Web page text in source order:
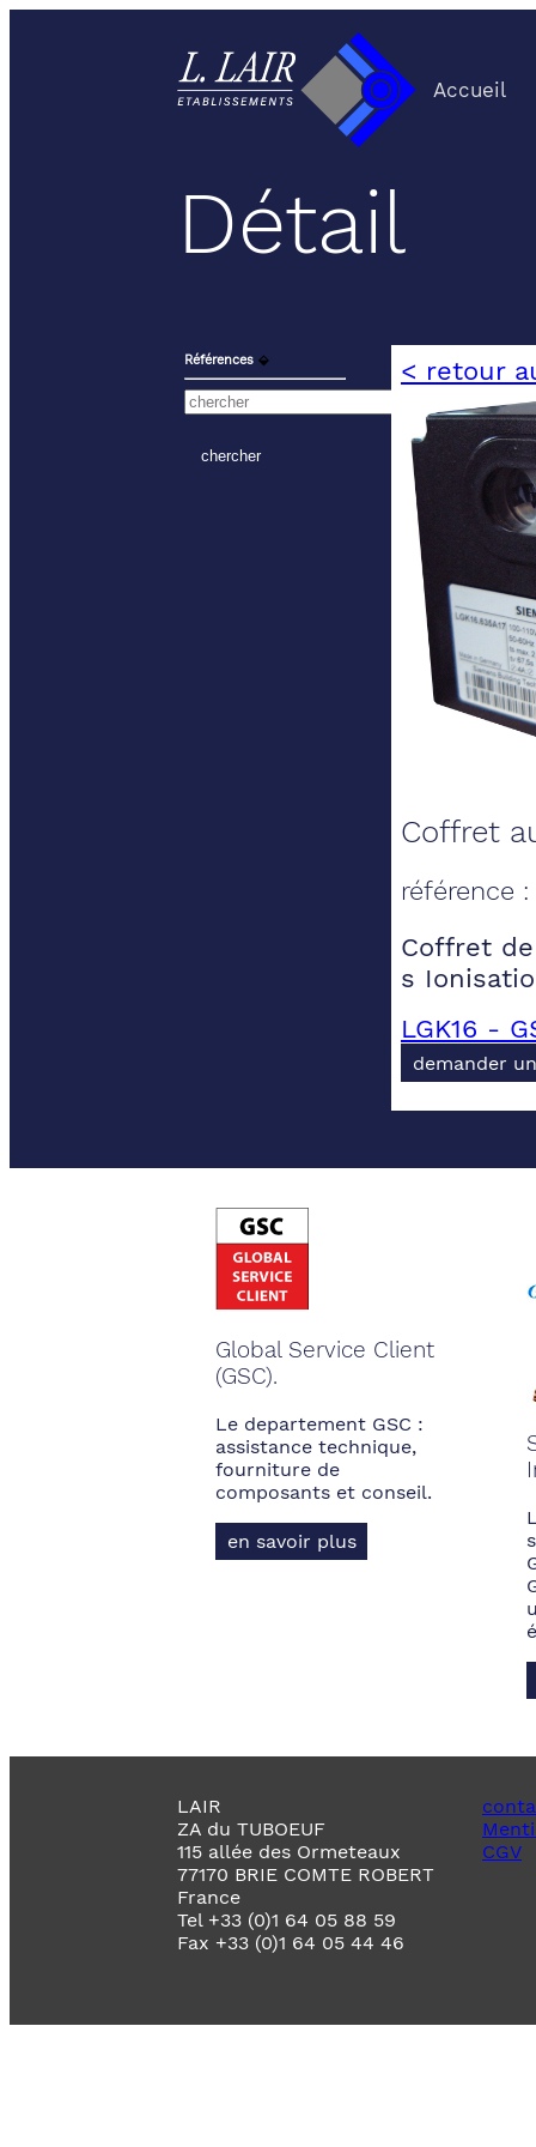
Accueil
Détail
Références ⬙ < retour
Coffret
référence :
Coffret
s
LGK16 -
demander
Global Service Client
(GSC).
Le departement GSC :
assistance technique,
fourniture de
composants et conseil.
en savoir plus
LAIR
ZA du TUBOEUF
115 allée des Ormeteaux
77170 BRIE COMTE ROBERT
France
Tel +33 (0)1 64 05 88 59
Fax +33 (0)1 64 05 44 46
CGV